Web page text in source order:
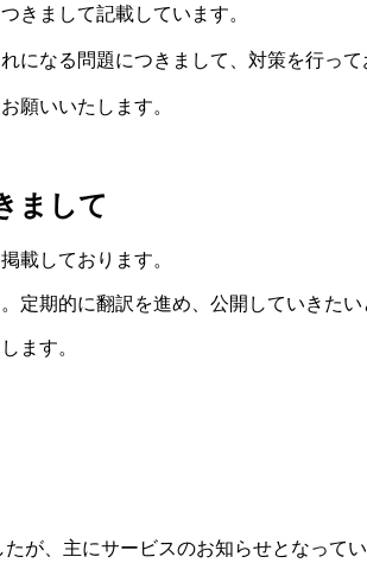
きまして記載しています。
になる問題につきまして、対策を行っ
願いいたします。
まして
載しております。
定期的に翻訳を進め、公開していきたい
ます。
が、主にサービスのお知らせとなって